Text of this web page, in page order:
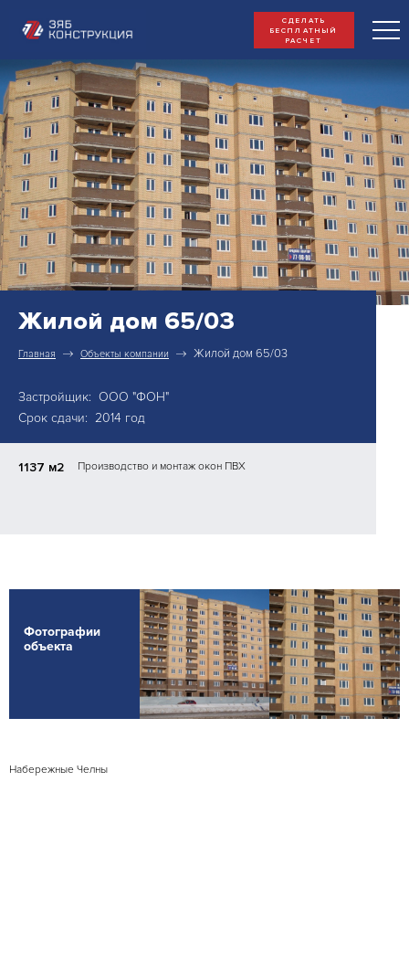
СДЕЛАТЬ
БЕСПЛАТНЫЙ
РАСЧЕТ
Жилой дом 65/03
Главная Объекты компании Жилой дом 65/03
Застройщик: ООО "ФОН"
Срок сдачи: 2014 год
1137 м2 Производство и монтаж окон ПВХ
Фотографии
объекта
Набережные Челны